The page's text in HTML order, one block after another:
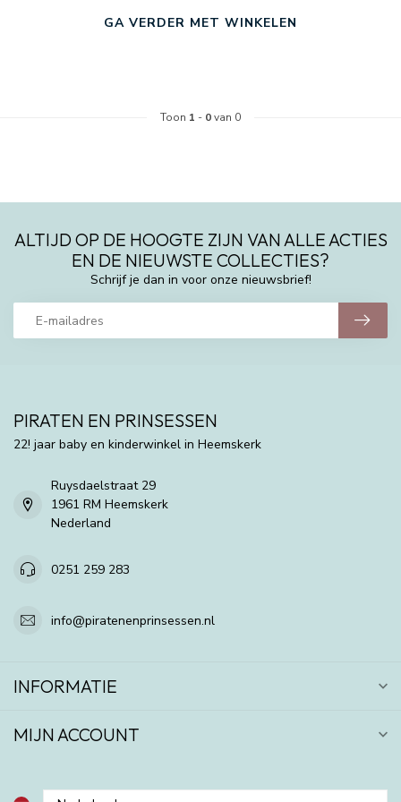
GA VERDER MET WINKELEN
Toon 1 - 0van 0
ALTIJD OP DE HOOGTE ZIJN VAN ALLE ACTIES
EN DE NIEUWSTE COLLECTIES?
Schrijf je dan in voor onze nieuwsbrief!
PIRATEN EN PRINSESSEN
22! jaar baby en kinderwinkel in Heemskerk
Ruysdaelstraat 29
1961 RM Heemskerk
Nederland
0251 259 283
info@piratenenprinsessen.nl
INFORMATIE
MIJN ACCOUNT